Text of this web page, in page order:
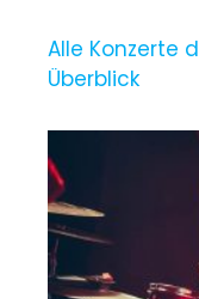
Alle Konzerte
Überblick